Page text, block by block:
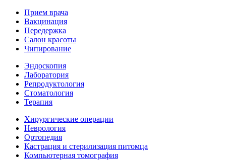
Прием врача
Вакцинация
Передержка
Салон красоты
Чипирование
Эндоскопия
Лаборатория
Репродуктология
Стоматология
Терапия
Хирургические операции
Неврология
Ортопедия
Кастрация и стерилизация питомца
Компьютерная томография